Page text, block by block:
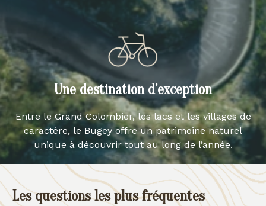
Une destination d’exception
Entre le Grand Colombier, les lacs et les villages de
caractère, le Bugey offre un patrimoine naturel
unique à découvrir tout au long de l’année.
Les questions les plus fréquentes